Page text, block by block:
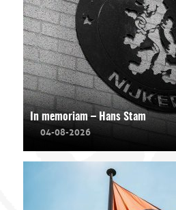
In memoriam – Hans Stam
04-08-2026